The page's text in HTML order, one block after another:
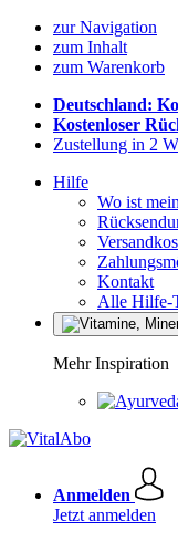
zur Navigation
zum Inhalt
zum Warenkorb
Deutschland:
Kostenloser
Zustellung in 2
Hilfe
Wo ist
Kontakt
Alle Hilfe-
Mehr Inspiration
Anmelden
Jetzt anmelden